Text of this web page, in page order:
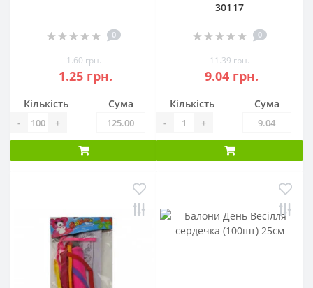
0
1.60 грн.
1.25 грн.
Кількість
- +
Сума
30117
0
11.39 грн.
9.04 грн.
Кількість
- +
Сума